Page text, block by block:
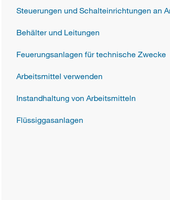
Steuerungen und Schalteinrichtungen an
Behälter und Leitungen
Feuerungsanlagen für technische Zwecke
Arbeitsmittel verwenden
Instandhaltung von Arbeitsmitteln
Flüssiggasanlagen